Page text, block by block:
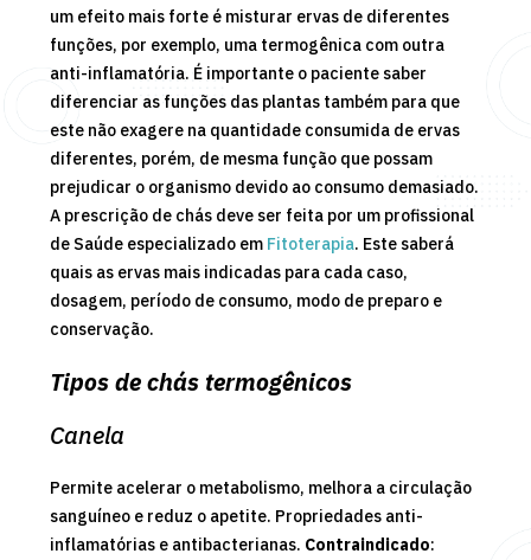
um efeito mais forte é misturar ervas de diferentes
funções, por exemplo, uma termogênica com outra
anti-inflamatória. É importante o paciente saber
diferenciar as funções das plantas também para que
este não exagere na quantidade consumida de ervas
diferentes, porém, de mesma função que possam
prejudicar o organismo devido ao consumo demasiado.
A prescrição de chás deve ser feita por um profissional
de Saúde especializado em Fitoterapia. Este saberá
quais as ervas mais indicadas para cada caso,
dosagem, período de consumo, modo de preparo e
conservação.
Tipos de chás termogênicos
Canela
Permite acelerar o metabolismo, melhora a circulação
sanguíneo e reduz o apetite. Propriedades anti-
inflamatórias e antibacterianas. Contraindicado: